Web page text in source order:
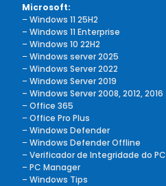
Microsoft:
–Windows 11 25H2
– Windows 11 Enterprise
–Windows 10 22H2
–Windows server 2025
–Windows Server 2022
–Windows Server 2019
– Windows Server 2008, 2012, 2016
–Office 365
–Office Pro Plus
–Windows Defender
–Windows Defender Offline
–Verificador de Integridade do PC
–PC Manager
– Windows Tips